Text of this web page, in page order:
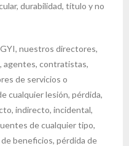
durabilidad, título y no
nuestros directores,
agentes, contratistas,
de servicios o
cualquier lesión, pérdida,
indirecto, incidental,
de cualquier tipo,
beneficios, pérdida de